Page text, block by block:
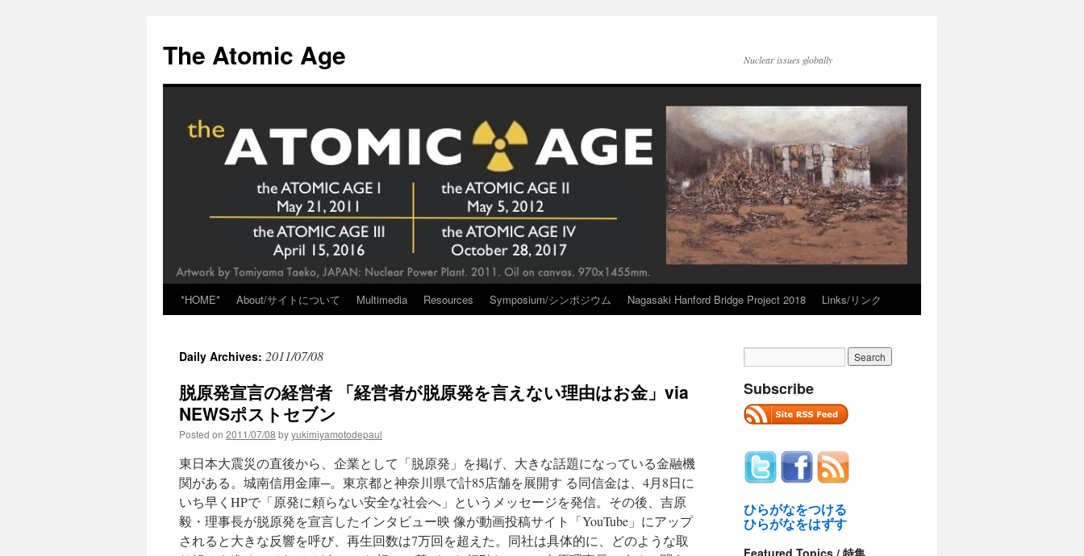
content
The Atomic Age Nuclear issues globally
*HOME* About/サイトについて Multimedia Resources Symposium/シンポジウム Nagasaki Hanford Bridge Project 2018 Links/リンク
Daily Archives: 2011/07/08
脱原発宣言の経営者 「経営者が脱原発を言えない理由はお金」via
NEWSポストセブン
Posted on 2011/07/08 byyukimiyamotodepaul
東日本大震災の直後から、企業として「脱原発」を掲げ、大きな話題になっている金融機
関がある。城南信用金庫─。東京都と神奈川県で計85店舗を展開す る同信金は、4月8日に
いち早くHPで「原発に頼らない安全な社会へ」というメッセージを発信。その後、吉原
毅・理事長が脱原発を宣言したインタビュー映 像が動画投稿サイト「YouTube」にアップ
されると大きな反響を呼び、再生回数は7万回を超えた。同社は具体的に、どのような取
Subscribe
ひらがなをつける
ひらがなをはずす
Featured Topics / 特集